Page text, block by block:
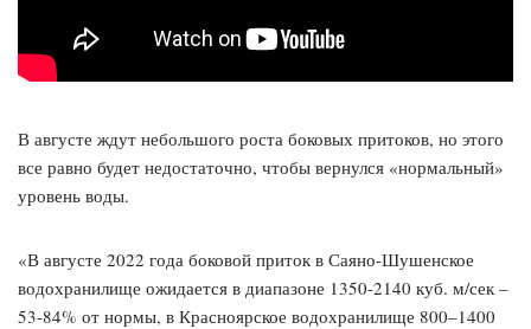
В августе ждут небольшого роста боковых притоков, но этого
все равно будет недостаточно, чтобы вернулся «нормальный»
уровень воды.
«В августе 2022 года боковой приток в Саяно-Шушенское
водохранилище ожидается в диапазоне 1350-2140 куб. м/сек –
53-84% от нормы, в Красноярское водохранилище 800–1400